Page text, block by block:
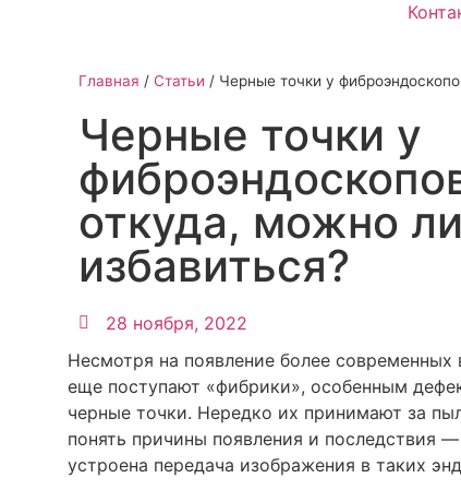
Главная / Статьи / Черные точки у
Черные точки у
откуда, можно ли
избавиться?
28 ноября, 2022
Несмотря на появление более
еще поступают «фибрики», особенным
черные точки. Нередко их принимают за
понять причины появления и последствия
устроена передача изображения в таких